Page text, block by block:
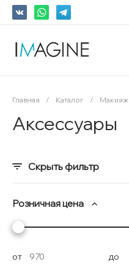
Главная / Каталог / Макияж
Аксессуары
Скрыть фильтр
Розничная цена
от до